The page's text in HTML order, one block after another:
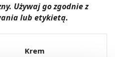
Używaj go zgodnie z
lub etykietą.
Krem